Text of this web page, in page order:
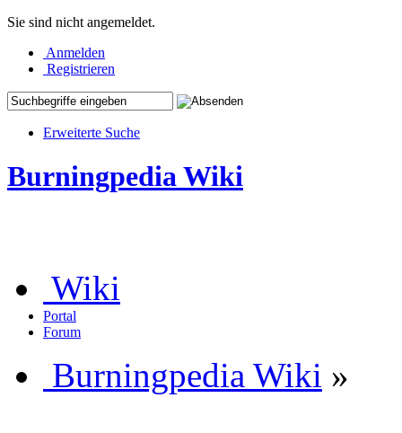
Sie sind nicht angemeldet.
Anmelden
Registrieren
Erweiterte Suche
Burningpedia Wiki
Wiki
Portal
Forum
Burningpedia Wiki »